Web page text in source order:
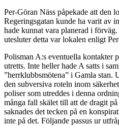
Per-Göran Näss påpekade att den
Regeringsgatan kunde ha varit av
hade kunnat vara planerad i
utesluter detta var lokalen enligt
Polisman A:s eventuella kontakter
utretts. Inte heller hade A satts i
”herrklubbsmötena” i Gamla stan.
den subversiva roteln inom
poliser som utreddes i denna
många fall skälet till att de dragit
saknades det tecken på en
inte på det. Följande passus ur